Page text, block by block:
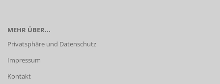
MEHR ÜBER...
Privatsphäre und Datenschutz
Impressum
Kontakt